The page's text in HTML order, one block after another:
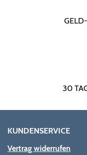
30
KUNDENSERVICE
Vertrag widerrufen